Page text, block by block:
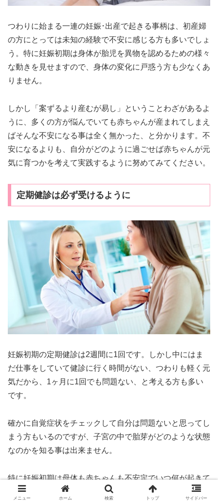
つわりに始まる一連の妊娠･出産で起きる事柄は、初産婦
の方にとっては未知の経験で不安に感じる方も多いでしょ
う。特に妊娠初期は身体が胎児を異物を認めるための様々
な動きを見せますので、身体の変化に戸惑う方も少なくあ
りません。
しかし「案ずるより産むが易し」ということわざがあるよ
うに、多くの方が悩んでいても赤ちゃんが産まれてしまえ
ばそんな不安になる事は全く無かった、と分かります。不
安になるよりも、自分がどのように過ごせば赤ちゃんが元
気に育つかを考えて実践するように努めてみてください。
定期健診は必ず受けるように
妊娠初期の定期健診は2週間に1回です。しかし中にはま
だ仕事をしていて健診に行く時間がない、つわりも軽く元
気だから、1ヶ月に1回でも問題ない、と考える方も多い
です。
確かに自覚症状をチェックして自分は問題ないと思ってし
まう方もいるのですが、子宮の中で胎芽がどのような状態
なのかを知る事は出来ません。
特に妊娠初期は母体も赤ちゃんも不安定でいつ何が起きて
もおかしくない時期なので、お母さんが健診に行かなかっ
メニュー ホーム 検索 トップ サイドバー